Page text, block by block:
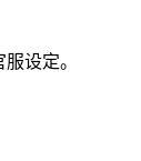
设定。